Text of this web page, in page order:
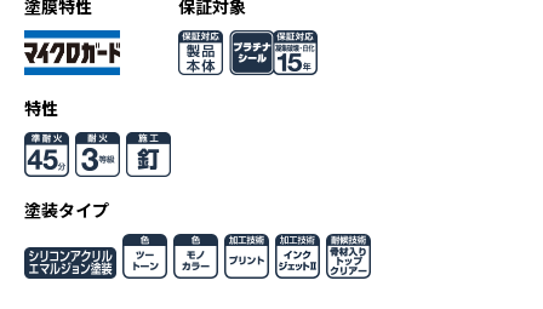
塗膜特性 保証対象
特性
塗装タイプ